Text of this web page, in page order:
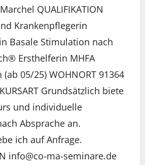
QUALIFIKATION
Krankenpflegerin
Basale Stimulation nach
Ersthelferin MHFA
05/25) WOHNORT 91364
Grundsätzlich biete
und individuelle
Absprache an.
ich auf Anfrage.
info@co-ma-seminare.de